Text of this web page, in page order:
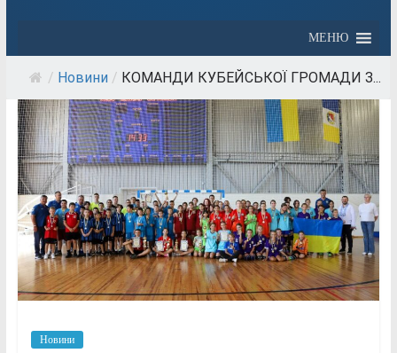
МЕНЮ
/ Новини / КОМАНДИ КУБЕЙСЬКОЇ ГРОМАДИ З...
Новини